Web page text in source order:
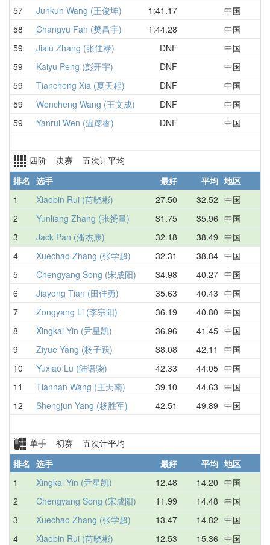
57 Junkun Wang (王俊坤) 1:41.17 中国
58 Changyu Fan (樊昌宇) 1:44.28 中国
59 Jialu Zhang (张佳禄) DNF 中国
59 Kaiyu Peng (彭开宇) DNF 中国
59 Tiancheng Xia (夏天程) DNF 中国
59 Wencheng Wang (王文成) DNF 中国
59 Yanrui Wen (温彦睿) DNF 中国
四阶 决赛 五次计平均
排名 选手 最好 平均 地区
1
Xiaobin Rui (芮晓彬) 27.50 32.52 中国
2 Yunliang Zhang (张赟量) 31.75 35.96 中国
3 Jack Pan (潘杰康) 32.18 38.49 中国
4 Xuechao Zhang (张学超) 32.31 38.84 中国
5 Chengyang Song (宋成阳) 34.98 40.27 中国
6 Jiayong Tian (田佳勇) 35.63 40.43 中国
7 Zongyang Li (李宗阳) 36.19 40.80 中国
8 Xingkai Yin (尹星凯) 36.96 41.45 中国
9 Ziyue Yang (杨子跃) 38.08 42.11 中国
10 Yuxiao Lu (陆语骁) 42.33 44.05 中国
11 Tiannan Wang (王天南) 39.10 44.63 中国
12 Shengjun Yang (杨胜军) 42.51 49.89 中国
单手 初赛 五次计平均
排名 选手 最好 平均 地区
1
Xingkai Yin (尹星凯) 12.48 14.20 中国
2 Chengyang Song (宋成阳) 11.99 14.48 中国
3 Xuechao Zhang (张学超) 13.47 14.82 中国
4 Xiaobin Rui (芮晓彬) 12.53 15.36 中国